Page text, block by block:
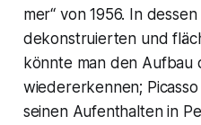
mer“ von 1956. In
dekonstruierten und
könnte man den Aufbau
wiedererkennen;
seinen Aufenthalten in